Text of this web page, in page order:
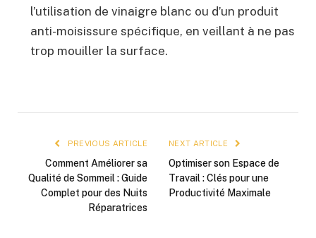
l’utilisation de vinaigre blanc ou d’un produit
anti-moisissure spécifique, en veillant à ne pas
trop mouiller la surface.
PREVIOUS ARTICLE
Comment Améliorer sa
Qualité de Sommeil : Guide
Complet pour des Nuits
Réparatrices
NEXT ARTICLE
Optimiser son Espace de
Travail : Clés pour une
Productivité Maximale